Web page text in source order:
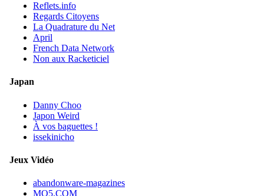
Reflets.info
Regards Citoyens
La Quadrature du Net
April
French Data Network
Non aux Racketiciel
Japan
Danny Choo
Japon Weird
À vos baguettes !
issekinicho
Jeux Vidéo
abandonware-magazines
MO5.COM